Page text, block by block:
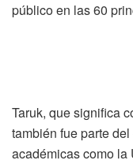
público en las 60
Taruk, que significa
también fue parte
académicas como